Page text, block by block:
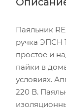
Паяльник
ручка ЭПСН
простое и
пайки в
условиях.
220 В.